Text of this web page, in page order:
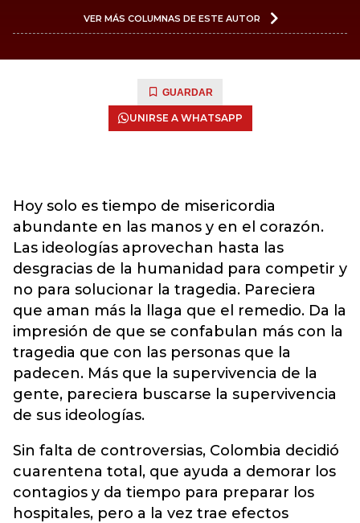
VER MÁS COLUMNAS DE ESTE AUTOR
GUARDAR
UNIRSE A WHATSAPP
Hoy solo es tiempo de misericordia
abundante en las manos y en el corazón.
Las ideologías aprovechan hasta las
desgracias de la humanidad para competir y
no para solucionar la tragedia. Pareciera
que aman más la llaga que el remedio. Da la
impresión de que se confabulan más con la
tragedia que con las personas que la
padecen. Más que la supervivencia de la
gente, pareciera buscarse la supervivencia
de sus ideologías.
Sin falta de controversias, Colombia decidió
cuarentena total, que ayuda a demorar los
contagios y da tiempo para preparar los
hospitales, pero a la vez trae efectos